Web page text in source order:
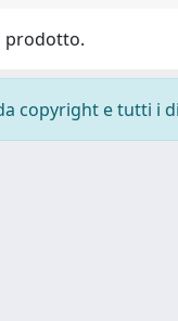
prodotto.
copyright e tutti i